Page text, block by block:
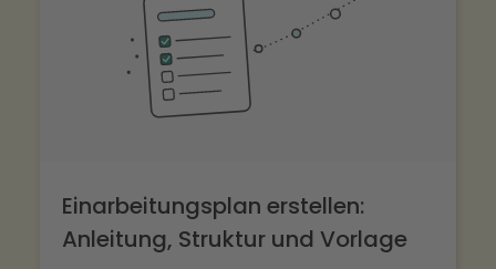
Einarbeitungsplan erstellen:
Anleitung, Struktur und Vorlage